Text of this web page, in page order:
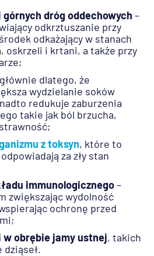
dróg oddechowych –
odkrztuszanie przy
odkażający w stanach
oskrzeli i krtani, a także przy
dlatego, że
wydzielanie soków
redukuje zaburzenia
takie jak ból brzucha,
z toksyn, które to
za zły stan
immunologicznego–
zwiększając wydolność
ochronę przed
obrębie jamy ustnej, takich
dziąseł.